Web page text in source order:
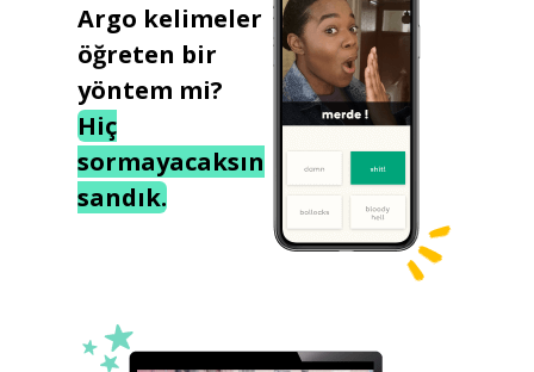
Argo kelimeler
öğreten bir
yöntem mi?
Hiç
sormayacaksın
sandık.